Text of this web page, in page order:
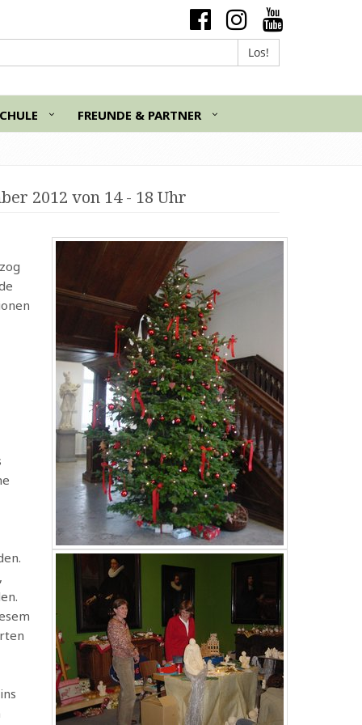
Los!
FREUNDE & PARTNER
2012 von 14 - 18 Uhr